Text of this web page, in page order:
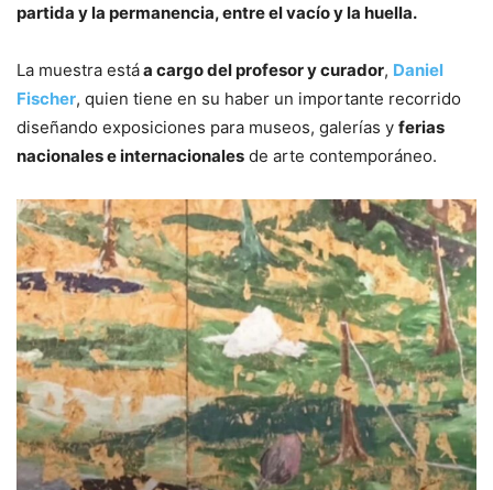
partida y la permanencia, entre el vacío y la huella.
La muestra estáa cargo del profesor y curador, Daniel
Fischer, quien tiene en su haber un importante recorrido
diseñando exposiciones para museos, galerías y ferias
nacionales e internacionales de arte contemporáneo.